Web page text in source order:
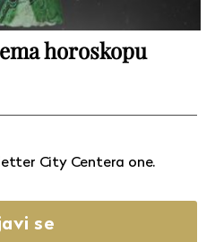
horoskopu
City Centera one.
se